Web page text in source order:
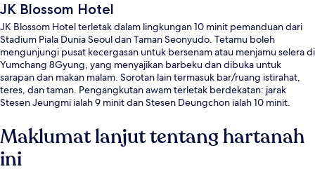
JK Blossom Hotel
JK Blossom Hotel terletak dalam lingkungan 10 minit pemanduan dari
Stadium Piala Dunia Seoul dan Taman Seonyudo. Tetamu boleh
mengunjungi pusat kecergasan untuk bersenam atau menjamu selera di
Yumchang 8Gyung, yang menyajikan barbeku dan dibuka untuk
sarapan dan makan malam. Sorotan lain termasuk bar/ruang istirahat,
teres, dan taman. Pengangkutan awam terletak berdekatan: jarak
Stesen Jeungmi ialah 9 minit dan Stesen Deungchon ialah 10 minit.
Maklumat lanjut tentang hartanah
ini